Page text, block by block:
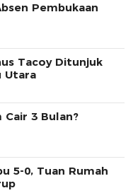
Pembukaan
Tacoy Ditunjuk
Utara
3 Bulan?
5-0, Tuan Rumah